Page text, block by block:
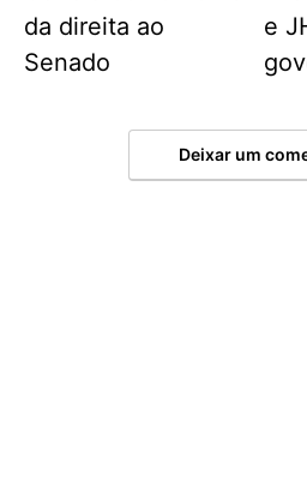
da direita ao
Senado
e
Deixar um